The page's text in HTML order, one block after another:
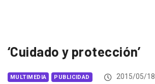
‘Cuidado y protección’
MULTIMEDIA PUBLICIDAD 2015/05/18